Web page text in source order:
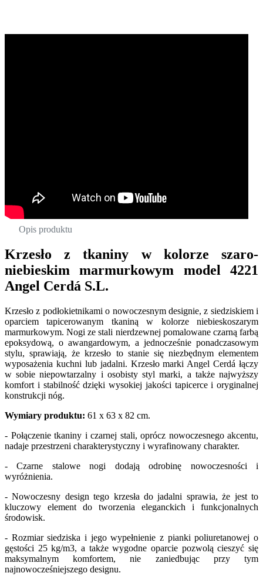
Opis produktu
Krzesło z tkaniny w kolorze szaro-
niebieskim marmurkowym model 4221
Angel Cerdá S.L.
Krzesło z podłokietnikami o nowoczesnym designie, z siedziskiem i
oparciem tapicerowanym tkaniną w kolorze niebieskoszarym
marmurkowym. Nogi ze stali nierdzewnej pomalowane czarną farbą
epoksydową, o awangardowym, a jednocześnie ponadczasowym
stylu, sprawiają, że krzesło to stanie się niezbędnym elementem
wyposażenia kuchni lub jadalni. Krzesło marki Angel Cerdá łączy
w sobie niepowtarzalny i osobisty styl marki, a także najwyższy
komfort i stabilność dzięki wysokiej jakości tapicerce i oryginalnej
konstrukcji nóg.
Wymiary produktu: 61 x 63 x 82 cm.
- Połączenie tkaniny i czarnej stali, oprócz nowoczesnego akcentu,
nadaje przestrzeni charakterystyczny i wyrafinowany charakter.
- Czarne stalowe nogi dodają odrobinę nowoczesności i
wyróżnienia.
- Nowoczesny design tego krzesła do jadalni sprawia, że jest to
kluczowy element do tworzenia eleganckich i funkcjonalnych
środowisk.
- Rozmiar siedziska i jego wypełnienie z pianki poliuretanowej o
gęstości 25 kg/m3, a także wygodne oparcie pozwolą cieszyć się
maksymalnym komfortem, nie zaniedbując przy tym
najnowocześniejszego designu.